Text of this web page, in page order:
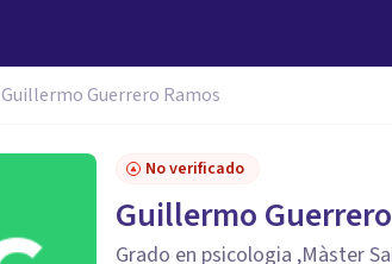
Guillermo Guerrero Ramos
No verificado
Guillermo
Grado en psicologia ,Màster